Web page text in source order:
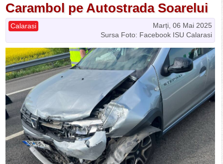
Carambol pe Autostrada Soarelui
Marți, 06 Mai 2025
Calarasi
Sursa Foto: Facebook ISU Calarasi